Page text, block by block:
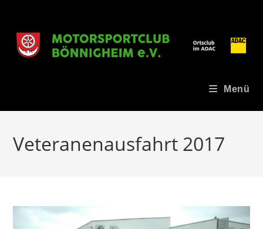
springen
Menü
Veteranenausfahrt 2017